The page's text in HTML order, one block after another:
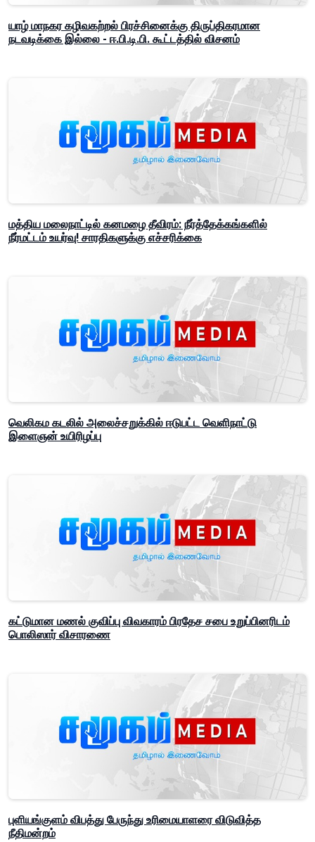
யாழ் மாநகர கழிவகற்றல் பிரச்சினைக்கு திருப்திகரமான
நடவடிக்கை இல்லை - ஈ.பி.டி.பி. கூட்டத்தில் விசனம்
மத்திய மலைநாட்டில் கனமழை தீவிரம்: நீர்த்தேக்கங்களில்
நீர்மட்டம் உயர்வு! சாரதிகளுக்கு எச்சரிக்கை
வெலிகம கடலில் அலைச்சறுக்கில் ஈடுபட்ட வெளிநாட்டு
இளைஞன் உயிரிழப்பு
கட்டுமான மணல் குவிப்பு விவகாரம் பிரதேச சபை உறுப்பினரிடம்
பொலிஸார் விசாரணை
புளியங்குளம் விபத்து பேருந்து உரிமையாளரை விடுவித்த
நீதிமன்றம்